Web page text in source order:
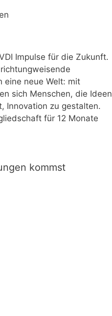
Impulse für die Zukunft.
eine neue Welt: mit
sich Menschen, die Ideen
Innovation zu gestalten.
für 12 Monate
kommst